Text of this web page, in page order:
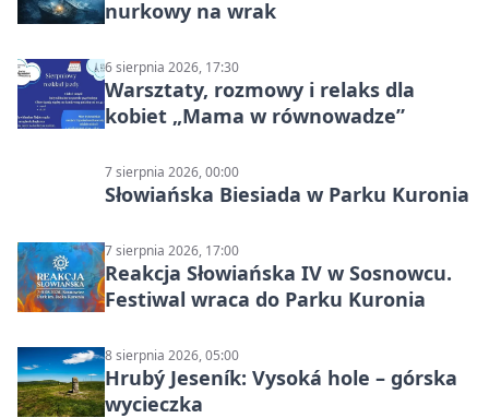
nurkowy na wrak
6 sierpnia 2026, 17:30
Warsztaty, rozmowy i relaks dla
kobiet „Mama w równowadze”
7 sierpnia 2026, 00:00
Słowiańska Biesiada w Parku Kuronia
7 sierpnia 2026, 17:00
Reakcja Słowiańska IV w Sosnowcu.
Festiwal wraca do Parku Kuronia
8 sierpnia 2026, 05:00
Hrubý Jeseník: Vysoká hole – górska
wycieczka